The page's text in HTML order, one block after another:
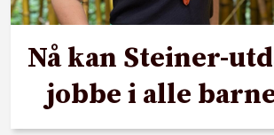
Nå kan Steiner-
jobbe i alle